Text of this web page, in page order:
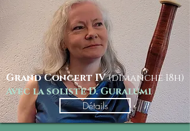
Grand Concert IV(dimanche 18h)
Avec la soliste D. Guralumi
Détails